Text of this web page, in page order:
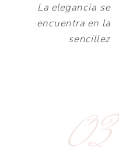
La elegancia se
encuentra en la
sencillez